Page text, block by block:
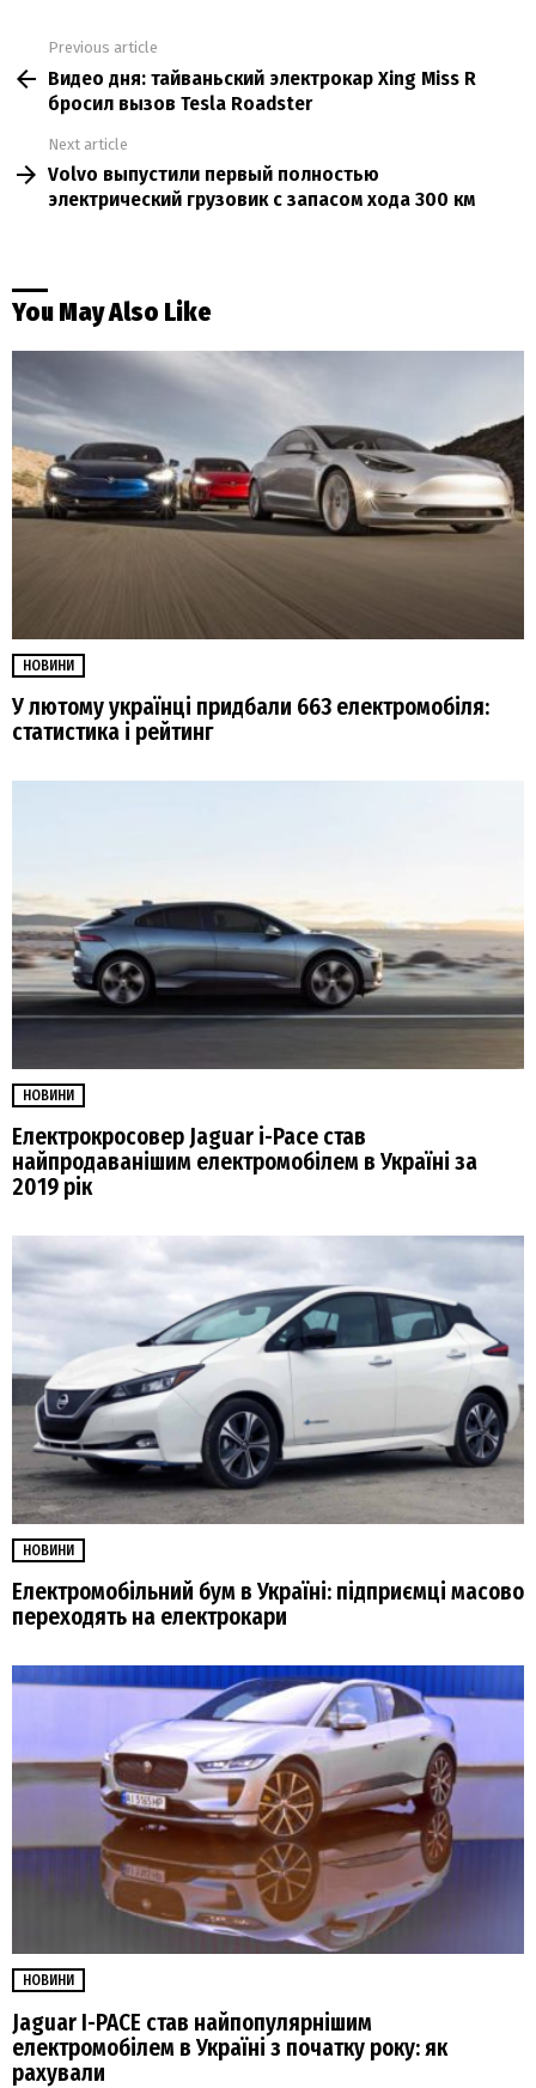
more
Previous article
Видео дня: тайваньский электрокар Xing Miss R
бросил вызов Tesla Roadster
Next article
Volvo выпустили первый полностью
электрический грузовик с запасом хода 300 км
You May Also Like
НОВИНИ
У лютому українці придбали 663 електромобіля:
статистика і рейтинг
НОВИНИ
Електрокросовер Jaguar i-Pace став
найпродаванішим електромобілем в Україні за
2019 рік
НОВИНИ
Електромобільний бум в Україні: підприємці масово
переходять на електрокари
НОВИНИ
Jaguar I-PACE став найпопулярнішим
електромобілем в Україні з початку року: як
рахували